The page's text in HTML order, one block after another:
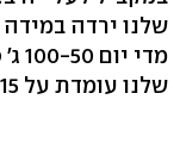
שלנו ירדה
שלנו עומדת על 15 ג' בממוצע.